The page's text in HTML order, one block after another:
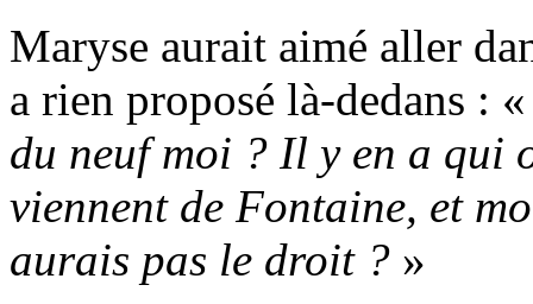
Maryse aurait aimé aller
a rien proposé là-dedans :
du neuf moi ? Il y en a qui
viennent de Fontaine, et
aurais pas le droit ? »